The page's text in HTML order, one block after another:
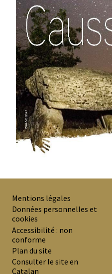
PREMIER
MENU
DE
BAS
Mentions légales
Données personnelles et
cookies
Accessibilité : non
conforme
Plan du site
Consulter le site en
Catalan